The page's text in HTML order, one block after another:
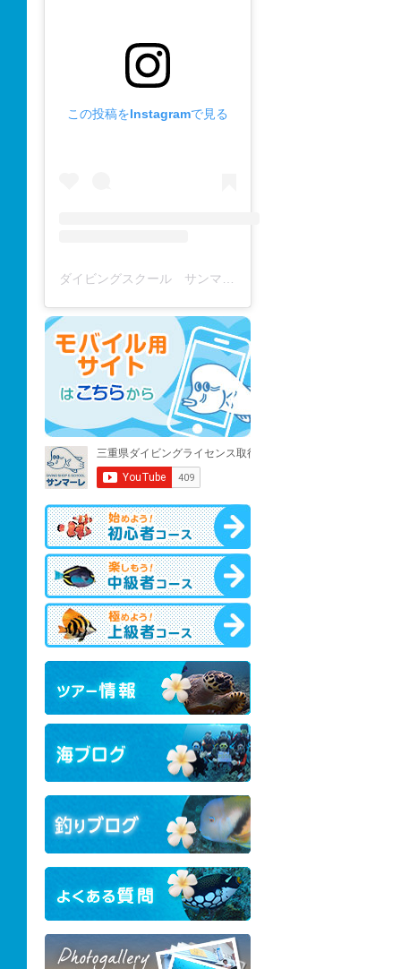
この投稿をInstagramで見る
ダイビングスクール サンマーレ / diving school(@diving_school_sanmare)がシェアした投稿